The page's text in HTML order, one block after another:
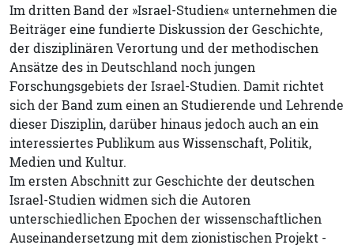
Im dritten Band der »Israel-Studien« unternehmen die
Beiträger eine fundierte Diskussion der Geschichte,
der disziplinären Verortung und der methodischen
Ansätze des in Deutschland noch jungen
Forschungsgebiets der Israel-Studien. Damit richtet
sich der Band zum einen an Studierende und Lehrende
dieser Disziplin, darüber hinaus jedoch auch an ein
interessiertes Publikum aus Wissenschaft, Politik,
Medien und Kultur.
Im ersten Abschnitt zur Geschichte der deutschen
Israel-Studien widmen sich die Autoren
unterschiedlichen Epochen der wissenschaftlichen
Auseinandersetzung mit dem zionistischen Projekt -